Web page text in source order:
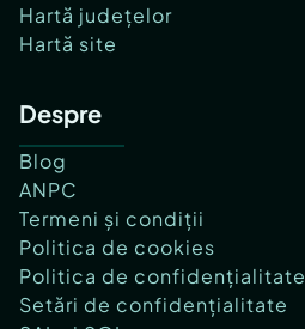
Hartă județelor
Hartă site
Despre
Blog
ANPC
Termeni și condiții
Politica de cookies
Politica de confidențialitate
Setări de confidențialitate